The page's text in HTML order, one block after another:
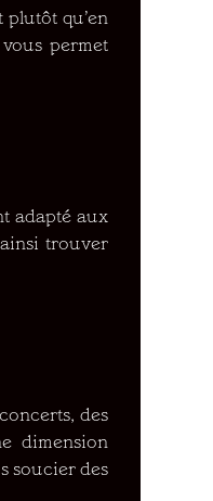
plutôt qu’en
permet
adapté aux
trouver
des
dimension
soucier des